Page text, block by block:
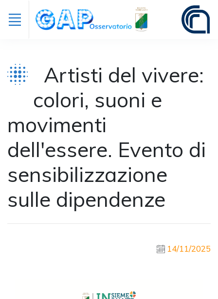
Artisti del vivere:
colori, suoni e
movimenti
dell'essere. Evento di
sensibilizzazione
sulle dipendenze
14/11/2025